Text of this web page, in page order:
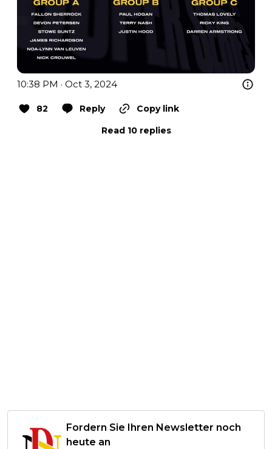
10:38 PM · Oct 3, 2024
82 Reply
Copy link
Read 10 replies
Fordern Sie Ihren Newsletter noch
heute an